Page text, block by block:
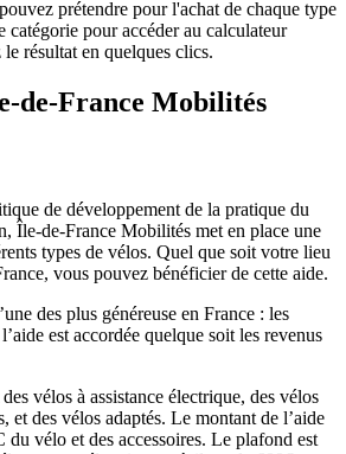
prétendre pour l'achat de chaque type
catégorie pour accéder au calculateur
résultat en quelques clics.
de-France Mobilités
de développement de la pratique du
Île-de-France Mobilités met en place une
types de vélos. Quel que soit votre lieu
vous pouvez bénéficier de cette aide.
des plus généreuse en France : les
est accordée quelque soit les revenus
vélos à assistance électrique, des vélos
et des vélos adaptés. Le montant de l’aide
vélo et des accessoires. Le plafond est